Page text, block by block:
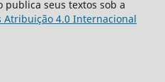
publica seus textos sob a
Atribuição 4.0 Internacional